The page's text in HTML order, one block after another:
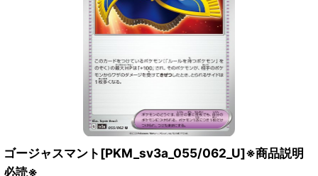
ゴージャスマント[PKM_sv3a_055/062_U]※商品説明
必読※